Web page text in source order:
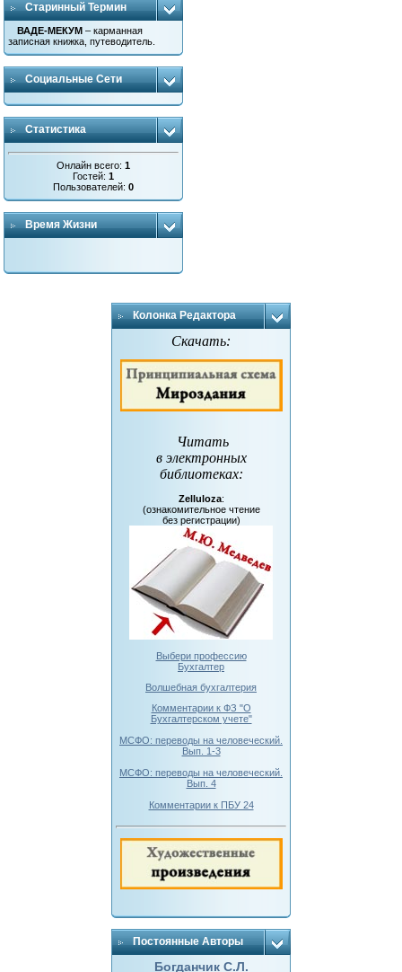
Старинный Термин
ВАДЕ-МЕКУМ – карманная
записная книжка, путеводитель.
Социальные Сети
Статистика
Онлайн всего:1
Гостей:1
Пользователей:0
Время Жизни
Колонка Редактора
Скачать:
Читать
в электронных
библиотеках:
Zelluloza:
(ознакомительное чтение
без регистрации)
Выбери профессию
Бухгалтер
Волшебная бухгалтерия
Комментарии к ФЗ "О
Бухгалтерском учете"
МСФО: переводы на человеческий.
Вып. 1-3
МСФО: переводы на человеческий.
Вып. 4
Комментарии к ПБУ 24
Постоянные Авторы
Богданчик С.Л.